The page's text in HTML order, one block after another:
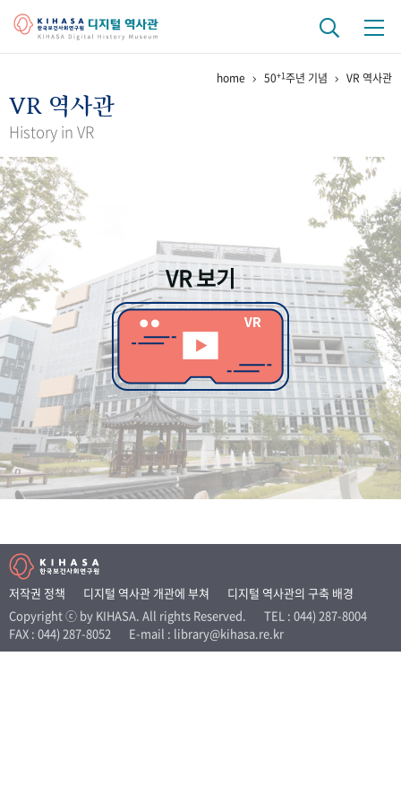
걸어온 길 기관 변천사
연구 역사
정책과 연구
간행물 변천사
기록물 아카이브
사진 아카이브 문서 기록물 행정박물 영상 기록물
50 주년 기념
성과 50선 숫자로 보는 50년 50 +1주년 광장
세계와 함께 한 KIHASA
VR 역사관
home 50+1주년 기념 VR 역사관
VR 역사관
History in VR
VR 보기
저작권 정책 디지털 역사관 개관에 부쳐
디지털 역사관의 구축 배경
Copyright ⓒ by KIHASA. All rights Reserved.
TEL : 044) 287-8004
FAX : 044) 287-8052
E-mail : library@kihasa.re.kr